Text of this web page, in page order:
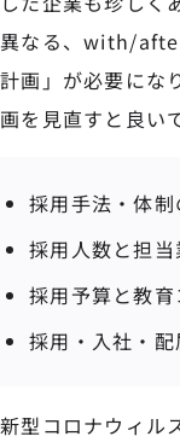
異なる、with/
計画」が必要にな
画を見直すと良い
採用手法・体制
採用人数と担
採用予算と教
採用・入社・
新型コロナウィル